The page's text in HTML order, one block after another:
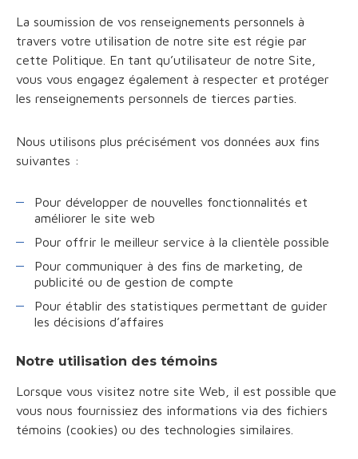
La soumission de vos renseignements personnels à
travers votre utilisation de notre site est régie par
cette Politique. En tant qu’utilisateur de notre Site,
vous vous engagez également à respecter et protéger
les renseignements personnels de tierces parties.
Nous utilisons plus précisément vos données aux fins
suivantes :
Pour développer de nouvelles fonctionnalités et
améliorer le site web
Pour offrir le meilleur service à la clientèle possible
Pour communiquer à des fins de marketing, de
publicité ou de gestion de compte
Pour établir des statistiques permettant de guider
les décisions d’affaires
Notre utilisation des témoins
Lorsque vous visitez notre site Web, il est possible que
vous nous fournissiez des informations via des fichiers
témoins (cookies) ou des technologies similaires.